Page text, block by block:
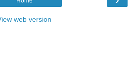
web version